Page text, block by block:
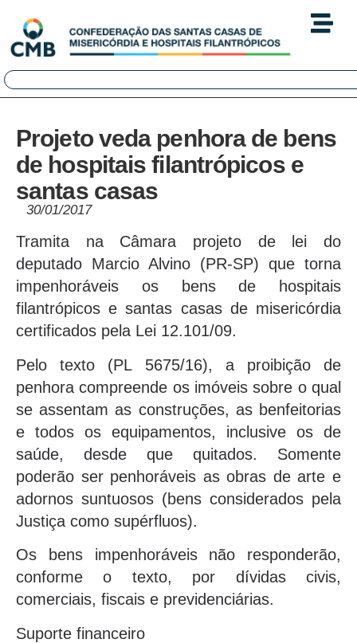
Projeto veda penhora de bens
de hospitais filantrópicos e
santas casas
30/01/2017
Tramita na Câmara projeto de lei do
deputado Marcio Alvino (PR-SP) que torna
impenhoráveis os bens de hospitais
filantrópicos e santas casas de misericórdia
certificados pela Lei 12.101/09.
Pelo texto (PL 5675/16), a proibição de
penhora compreende os imóveis sobre o qual
se assentam as construções, as benfeitorias
e todos os equipamentos, inclusive os de
saúde, desde que quitados. Somente
poderão ser penhoráveis as obras de arte e
adornos suntuosos (bens considerados pela
Justiça como supérfluos).
Os bens impenhoráveis não responderão,
conforme o texto, por dívidas civis,
comerciais, fiscais e previdenciárias.
Suporte financeiro